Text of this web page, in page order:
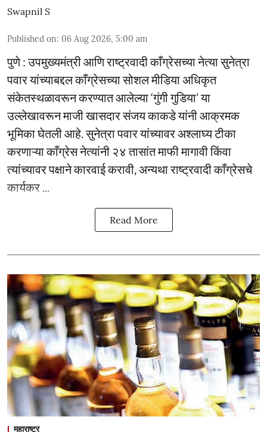
Swapnil S
Published on: 06 Aug 2026, 5:00 am
पुणे : उपमुख्यमंत्री आणि राष्ट्रवादी काँग्रेसच्या नेत्या सुनेत्रा
पवार यांच्याबद्दल काँग्रेसच्या सोशल मीडिया अधिकृत
संकेतस्थळावरून करण्यात आलेल्या ‘गुंगी गुडिया’ या
उल्लेखावरून माजी खासदार संजय काकडे यांनी आक्रमक
भूमिका घेतली आहे. सुनेत्रा पवार यांच्यावर अश्लाघ्य टीका
करणाऱ्या काँग्रेस नेत्यांनी २४ तासांत माफी मागावी किंवा
त्यांच्यावर पक्षाने कारवाई करावी, अन्यथा राष्ट्रवादी काँग्रेसचे
कार्यकर ...
Read More
महाराष्ट्र